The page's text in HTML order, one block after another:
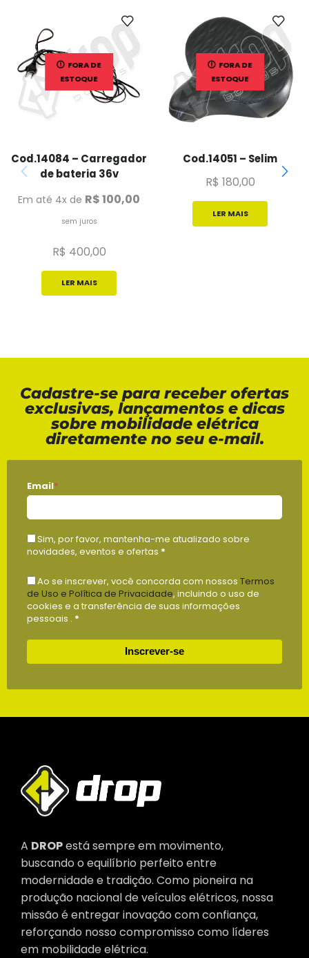
FORA DE
ESTOQUE
Cod.14084 – Carregador
de bateria 36v
Em até 4x de R$100,00
sem juros
R$ 400,00
LER MAIS
FORA DE
ESTOQUE
Cod.14051 – Selim
R$ 180,00
LER MAIS
Cadastre-se para receber ofertas
exclusivas, lançamentos e dicas
sobre mobilidade elétrica
diretamente no seu e-mail.
Email*
Sim, por favor, mantenha-me atualizado sobre
novidades, eventos e ofertas *
Ao se inscrever, você concorda com nossos Termos
de Uso e Política de Privacidade, incluindo o uso de
cookies e a transferência de suas informações
pessoais . *
Inscrever-se
A DROPestá sempre em movimento,
buscando o equilíbrio perfeito entre
modernidade e tradição. Como pioneira na
produção nacional de veículos elétricos, nossa
missão é entregar inovação com confiança,
reforçando nosso compromisso como líderes
em mobilidade elétrica.